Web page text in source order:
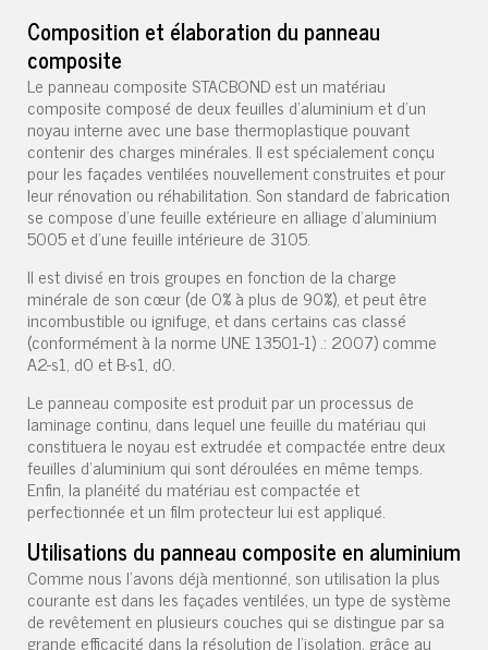
Composition et élaboration du panneau
composite
Le panneau composite STACBOND est un matériau
composite composé de deux feuilles d'aluminium et d'un
noyau interne avec une base thermoplastique pouvant
contenir des charges minérales. Il est spécialement conçu
pour les façades ventilées nouvellement construites et pour
leur rénovation ou réhabilitation. Son standard de fabrication
se compose d'une feuille extérieure en alliage d'aluminium
5005 et d'une feuille intérieure de 3105.
Il est divisé en trois groupes en fonction de la charge
minérale de son cœur (de 0% à plus de 90%), et peut être
incombustible ou ignifuge, et dans certains cas classé
(conformément à la norme UNE 13501-1) .: 2007) comme
A2-s1, d0 et B-s1, d0.
Le panneau composite est produit par un processus de
laminage continu, dans lequel une feuille du matériau qui
constituera le noyau est extrudée et compactée entre deux
feuilles d'aluminium qui sont déroulées en même temps.
Enfin, la planéité du matériau est compactée et
perfectionnée et un film protecteur lui est appliqué.
Utilisations du panneau composite en aluminium
Comme nous l'avons déjà mentionné, son utilisation la plus
courante est dans les façades ventilées, un type de système
de revêtement en plusieurs couches qui se distingue par sa
grande efficacité dans la résolution de l'isolation, grâce au